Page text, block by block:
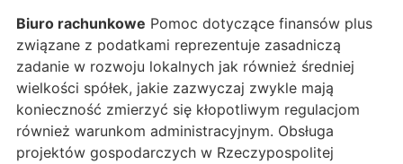
Biuro rachunkowe Pomoc dotyczące finansów plus
związane z podatkami reprezentuje zasadniczą
zadanie w rozwoju lokalnych jak również średniej
wielkości spółek, jakie zazwyczaj zwykle mają
konieczność zmierzyć się kłopotliwym regulacjom
również warunkom administracyjnym. Obsługa
projektów gospodarczych w Rzeczypospolitej